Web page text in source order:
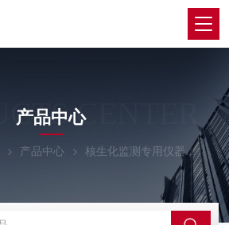
CENTER
产品中心
产品中心 核生化监测专用仪器 氡